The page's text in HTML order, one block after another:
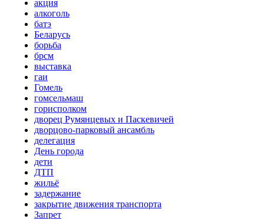
акция
алкоголь
батэ
Беларусь
борьба
брсм
выставка
гаи
Гомель
гомсельмаш
горисполком
дворец Румянцевых и Паскевичей
дворцово-парковый ансамбль
делегация
День города
дети
ДТП
жильё
задержание
закрытие движения транспорта
Запрет